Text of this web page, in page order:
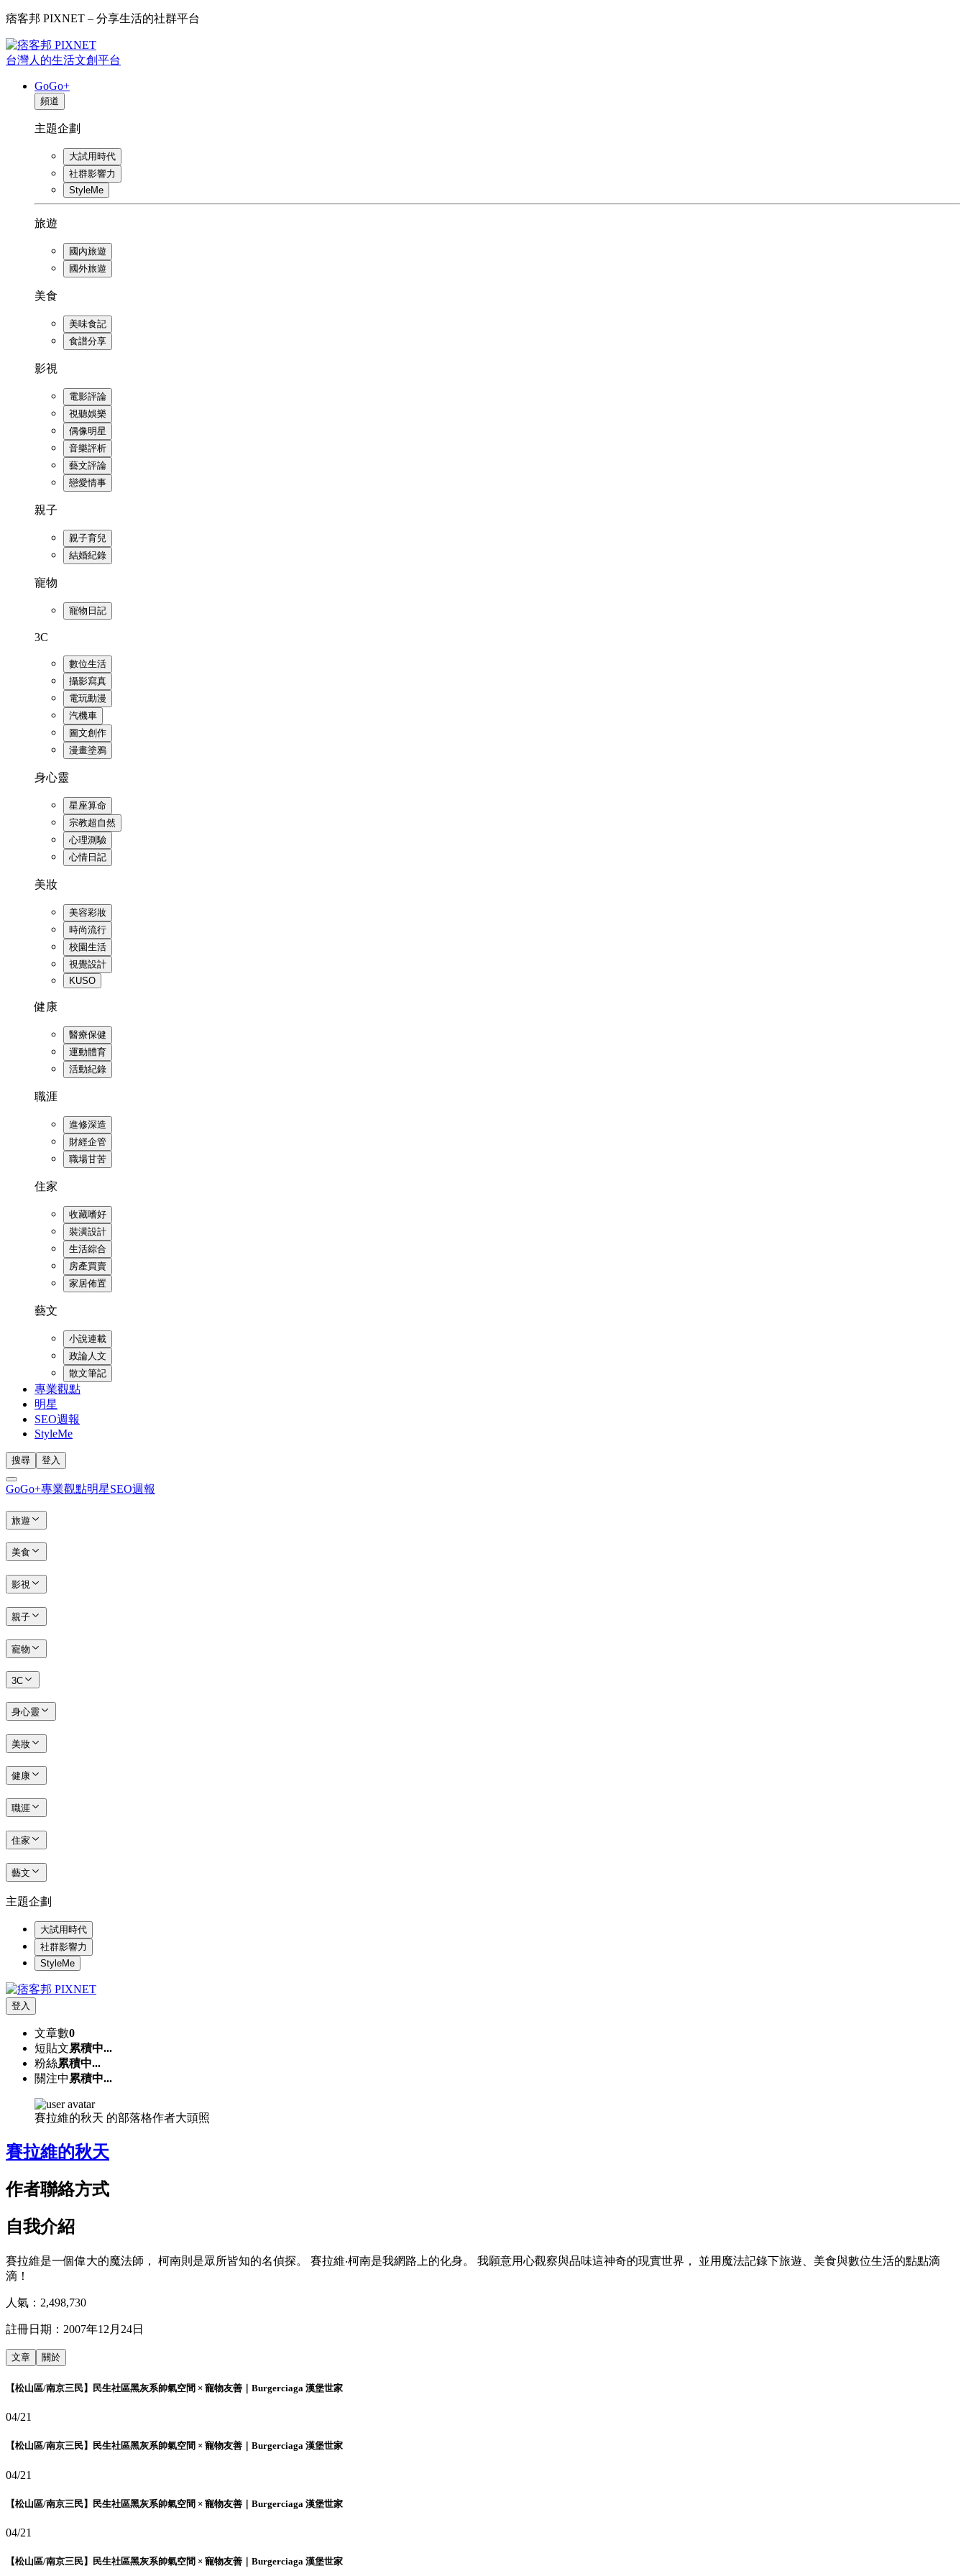
痞客邦 PIXNET – 分享生活的社群平台
台灣人的生活文創平台
GoGo+
頻道
主題企劃
大試用時代
社群影響力
StyleMe
旅遊
國內旅遊
國外旅遊
美食
美味食記
食譜分享
影視
電影評論
視聽娛樂
偶像明星
音樂評析
藝文評論
戀愛情事
親子
親子育兒
結婚紀錄
寵物
寵物日記
3C
數位生活
攝影寫真
電玩動漫
汽機車
圖文創作
漫畫塗鴉
身心靈
星座算命
宗教超自然
心理測驗
心情日記
美妝
美容彩妝
時尚流行
校園生活
視覺設計
KUSO
健康
醫療保健
運動體育
活動紀錄
職涯
進修深造
財經企管
職場甘苦
住家
收藏嗜好
裝潢設計
生活綜合
房產買賣
家居佈置
藝文
小說連載
政論人文
散文筆記
專業觀點
明星
SEO週報
StyleMe
搜尋 登入
GoGo+專業觀點明星SEO週報
旅遊
美食
影視
親子
寵物
3C
身心靈
美妝
健康
職涯
住家
藝文
主題企劃
大試用時代
社群影響力
StyleMe
登入
文章數0
短貼文累積中...
粉絲累積中...
關注中 累積中...
賽拉維的秋天 的部落格作者大頭照
賽拉維的秋天
作者聯絡方式
自我介紹
賽拉維是一個偉大的魔法師， 柯南則是眾所皆知的名偵探。 賽拉維‧柯南是我網路上的化身。 我願意用心觀察與品味這神奇的現實世界， 並用魔法記錄下旅遊、美食與數位生活的點點滴
滴！
人氣： 2,498,730
註冊日期： 2007年12月24日
文章 關於
【松山區/南京三民】民生社區黑灰系帥氣空間 × 寵物友善｜Burgerciaga 漢堡世家
04/21
【松山區/南京三民】民生社區黑灰系帥氣空間 × 寵物友善｜Burgerciaga 漢堡世家
04/21
【松山區/南京三民】民生社區黑灰系帥氣空間 × 寵物友善｜Burgerciaga 漢堡世家
04/21
【松山區/南京三民】民生社區黑灰系帥氣空間 × 寵物友善｜Burgerciaga 漢堡世家